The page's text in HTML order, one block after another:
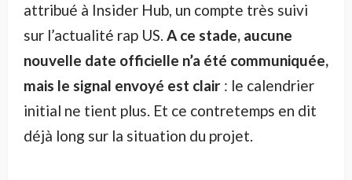
attribué à Insider Hub, un compte très suivi
sur l’actualité rap US. A ce stade, aucune
nouvelle date officielle n’a été communiquée,
mais le signal envoyé est clair : le calendrier
initial ne tient plus. Et ce contretemps en dit
déjà long sur la situation du projet.